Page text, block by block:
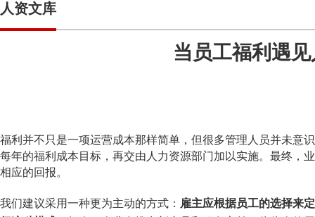
人资文库
当员工福利遇
福利并不只是一项运营成本那样简单，但很多管理人员并未意
每年的福利成本目标，再交由 人力资源部门加以实施。最终，
相应的回报。
我们建议采用一种更为主动的方式： 雇主应根据员工的选择来